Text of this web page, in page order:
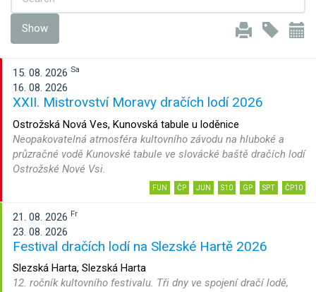
Show
15. 08. 2026 Sa
16. 08. 2026
XXII. Mistrovství Moravy dračích lodí 2026
Ostrožská Nová Ves, Kunovská tabule u loděnice
Neopakovatelná atmosféra kultovního závodu na hluboké a
průzračné vodě Kunovské tabule ve slovácké baště dračích lodí
Ostrožské Nové Vsi.
FUN ČP JUN S10 GP SPT ČP10
21. 08. 2026 Fr
23. 08. 2026
Festival dračích lodí na Slezské Hartě 2026
Slezská Harta, Slezská Harta
12. ročník kultovního festivalu. Tři dny ve spojení dračí lodě,